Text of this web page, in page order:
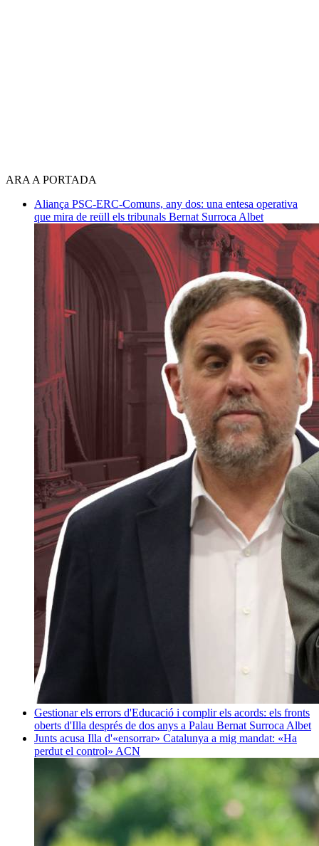
ARA A PORTADA
Aliança PSC-ERC-Comuns, any dos: una entesa operativa
que mira de reüll els tribunals Bernat Surroca Albet
Gestionar els errors d'Educació i complir els acords: els fronts
oberts d'Illa després de dos anys a Palau Bernat Surroca Albet
Junts acusa Illa d'«ensorrar» Catalunya a mig mandat: «Ha
perdut el control» ACN